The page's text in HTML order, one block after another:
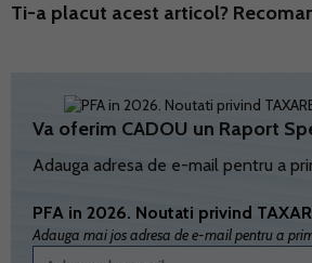
Ti-a placut acest articol?
Va oferim CADOU un Raport
Adauga adresa de e-mail pentru a
PFA in 2026. Noutati privind
Adauga mai jos adresa de e-mail pentru a